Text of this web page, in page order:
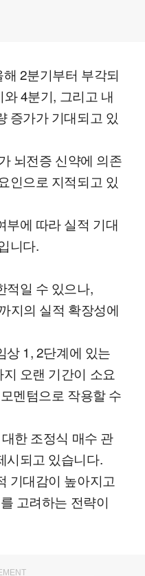
2분기부터 부각되
4분기, 그리고 내
증가가 기대되고 있
뇌전증 신약에 의존
인으로 지적되고 있
부에 따라 실적 기대
니다.
적일 수 있으나,
지의 실적 확장성에
상 1, 2단계에 있는
오랜 기간이 소요
멘텀으로 작용할 수
한 조정식 매수 관
시되고 있습니다.
기대감이 높아지고
고려하는 전략이